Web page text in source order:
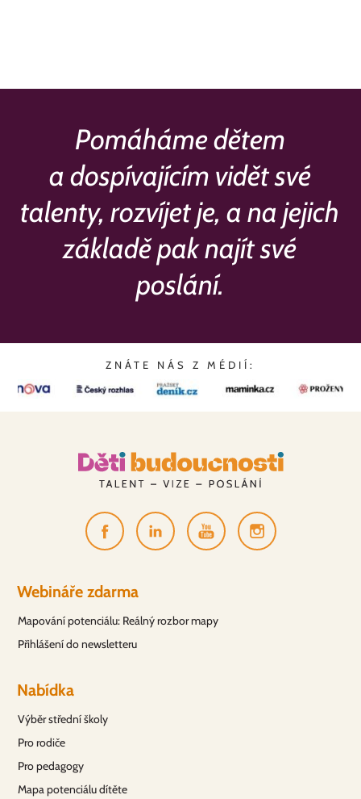
Pomáháme dětem
a dospívajícím vidět své
talenty, rozvíjet je, a na jejich
základě pak najít své
poslání.
ZNÁTE NÁS Z MÉDIÍ:
Webináře zdarma
Mapování potenciálu: Reálný rozbor mapy
Přihlášení do newsletteru
Nabídka
Výběr střední školy
Pro rodiče
Pro pedagogy
Mapa potenciálu dítěte